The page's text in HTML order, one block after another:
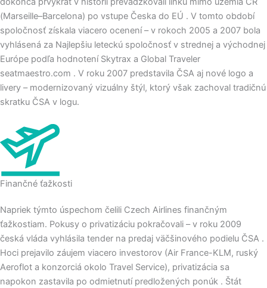
(Marseille–Barcelona) po vstupe Česka do EÚ . V tomto období
spoločnosť získala viacero ocenení – v rokoch 2005 a 2007 bola
vyhlásená za Najlepšiu leteckú spoločnosť v strednej a východnej
Európe podľa hodnotení Skytrax a Global Traveler
seatmaestro.com . V roku 2007 predstavila ČSA aj nové logo a
livery – modernizovaný vizuálny štýl, ktorý však zachoval tradičnú
skratku ČSA v logu.
Finančné ťažkosti
Napriek týmto úspechom čelili Czech Airlines finančným
ťažkostiam. Pokusy o privatizáciu pokračovali – v roku 2009
česká vláda vyhlásila tender na predaj väčšinového podielu ČSA .
Hoci prejavilo záujem viacero investorov (Air France-KLM, ruský
Aeroflot a konzorciá okolo Travel Service), privatizácia sa
napokon zastavila po odmietnutí predložených ponúk . Štát